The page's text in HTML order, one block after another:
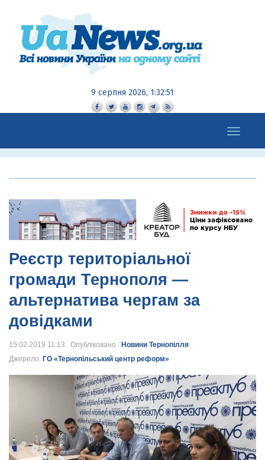
9 серпня 2026, 1:32:52
Toggle
navigation
Реєстр територіальної
громади Тернополя —
альтернатива чергам за
довідками
15.02.2019 11:13 Опубліковано : Новини Тернопілля
Джерело: ГО «Тернопільський центр реформ»